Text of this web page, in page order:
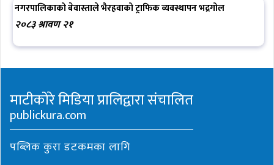
नगरपालिकाको बेवास्ताले भैरहवाको ट्राफिक व्यवस्थापन भद्रगोल
२०८३ श्रावण २१
माटीकोरे मिडिया प्रालिद्वारा संचालित
publickura.com
पब्लिक कुरा डटकमका लागि